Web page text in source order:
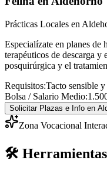
Prácticas Locales en
Especialízate en planes de
terapéuticos de descarga y
posquirúrgica y el
Requisitos:Tacto sensible
Bolsa / Salario Medio:
Solicitar Plazas e Info en
Zona Vocacional
🛠️ Herramientas